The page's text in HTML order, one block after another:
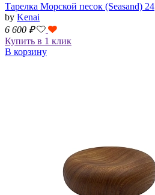
Тарелка Морской песок (Seasand) 24
by Kenai
6 600 ₽
Купить в 1 клик
В корзину